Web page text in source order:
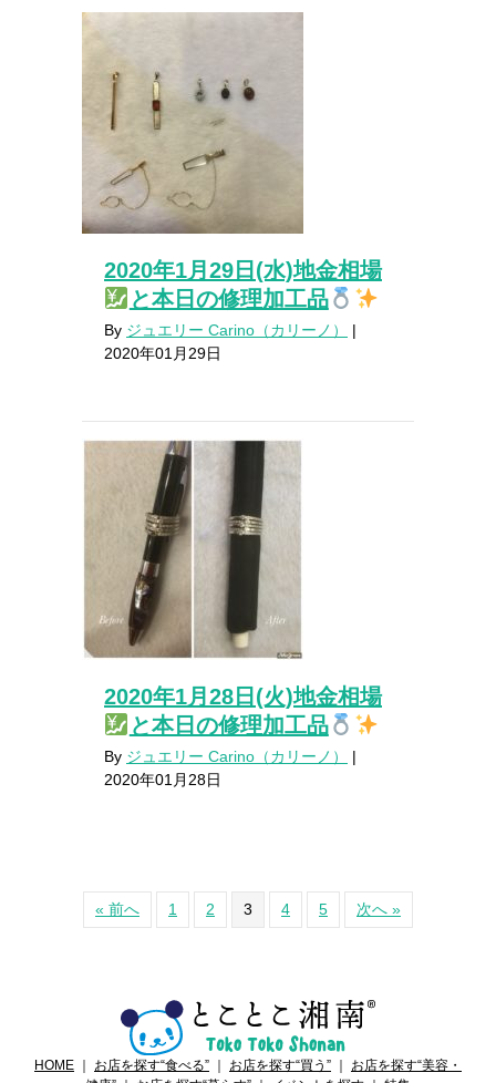
2020年1月29日(水)地金相場
と本日の修理加工品
By ジュエリー Carino（カリーノ）
|
2020年01月29日
2020年1月28日(火)地金相場
と本日の修理加工品
By ジュエリー Carino（カリーノ）
|
2020年01月28日
« 前へ 1 2 3 4 5 次へ »
HOME ｜ お店を探す“食べる” ｜ お店を探す“買う” ｜ お店を探す“美容・